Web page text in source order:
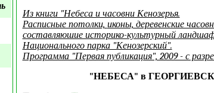
Из книги "Небеса и часовни Кенозерья.
Расписные потолки, иконы, деревенские
составляюшие историко-культурный
Национального парка "Кенозерский".
Программа "Первая публикация", 2009 - с
"НЕБЕСА" в